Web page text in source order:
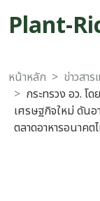
Plant-
หน้าหลัก
ข่าวสา
กระทรวง อว. โ
เศรษฐกิจใหม่ ดันอ
ตลาดอาหารอนาค